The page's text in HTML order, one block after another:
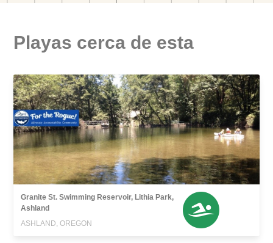
Playas cerca de esta
Granite St. Swimming Reservoir, Lithia Park,
Ashland
ASHLAND, OREGON